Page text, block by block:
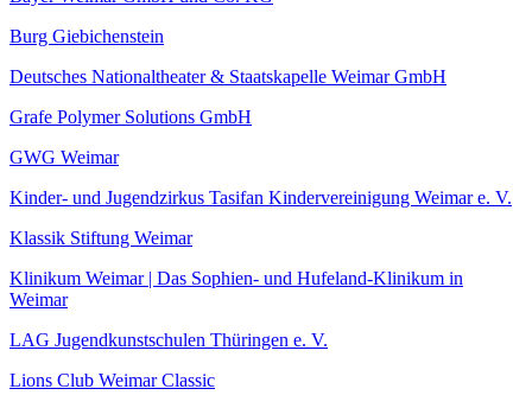
Burg Giebichenstein
Deutsches Nationaltheater & Staatskapelle Weimar GmbH
Grafe Polymer Solutions GmbH
GWG Weimar
Kinder- und Jugendzirkus Tasifan Kindervereinigung Weimar e. V.
Klassik Stiftung Weimar
Klinikum Weimar | Das Sophien- und Hufeland-Klinikum in
Weimar
LAG Jugendkunstschulen Thüringen e. V.
Lions Club Weimar Classic